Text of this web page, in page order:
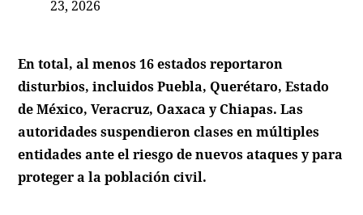
23, 2026
En total, al menos 16 estados reportaron
disturbios, incluidos Puebla, Querétaro, Estado
de México, Veracruz, Oaxaca y Chiapas. Las
autoridades suspendieron clases en múltiples
entidades ante el riesgo de nuevos ataques y para
proteger a la población civil.